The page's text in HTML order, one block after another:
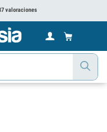
valoraciones